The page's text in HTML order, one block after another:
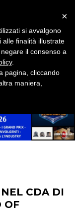
CDA DI
OF
×
si avvalgono
alle finalità illustrate
il consenso a
.
pagina, cliccando
maniera,